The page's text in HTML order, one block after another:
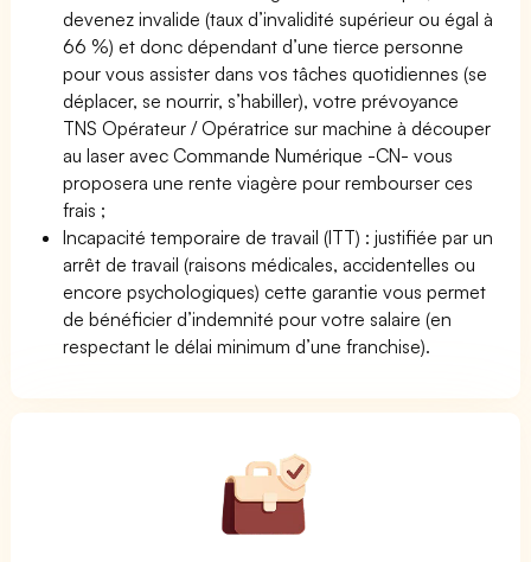
devenez invalide (taux d’invalidité supérieur ou égal à
66 %) et donc dépendant d’une tierce personne
pour vous assister dans vos tâches quotidiennes (se
déplacer, se nourrir, s’habiller), votre prévoyance
TNS Opérateur / Opératrice sur machine à découper
au laser avec Commande Numérique -CN- vous
proposera une rente viagère pour rembourser ces
frais ;
Incapacité temporaire de travail (ITT) : justifiée par un
arrêt de travail (raisons médicales, accidentelles ou
encore psychologiques) cette garantie vous permet
de bénéficier d’indemnité pour votre salaire (en
respectant le délai minimum d’une franchise).